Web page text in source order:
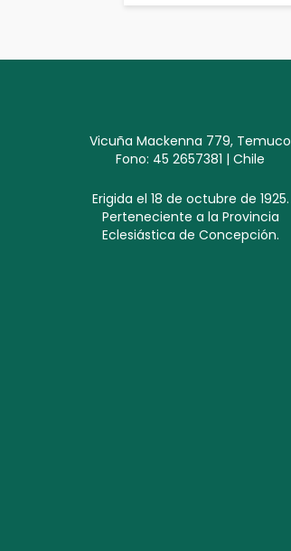
Vicuña Mackenna 779, Temuco
Fono: 45 2657381 | Chile
Erigida el 18 de octubre de 1925.
Perteneciente a la Provincia
Eclesiástica de Concepción.